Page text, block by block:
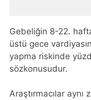
Gebeliğin 8-22.
üstü gece
yapma riskinde
sözkonusudur.
Araştırmacılar